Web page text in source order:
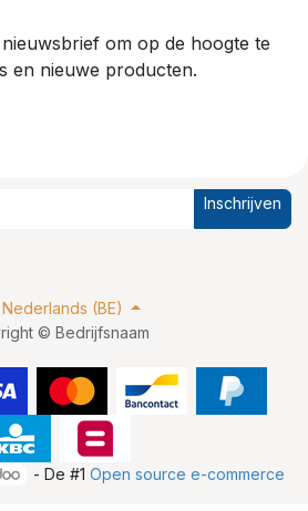
om op de hoogte te
en nieuwe producten.
Inschrijven
© Bedrijfsnaam
Nederlands (BE)
- De #1Open source e-commerce